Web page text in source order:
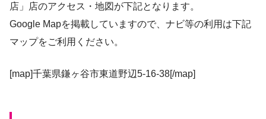
店」店のアクセス・地図が下記となります。
Google Mapを掲載していますので、ナビ等の利用は下記
マップをご利用ください。
[map]千葉県鎌ヶ谷市東道野辺5-16-38[/map]